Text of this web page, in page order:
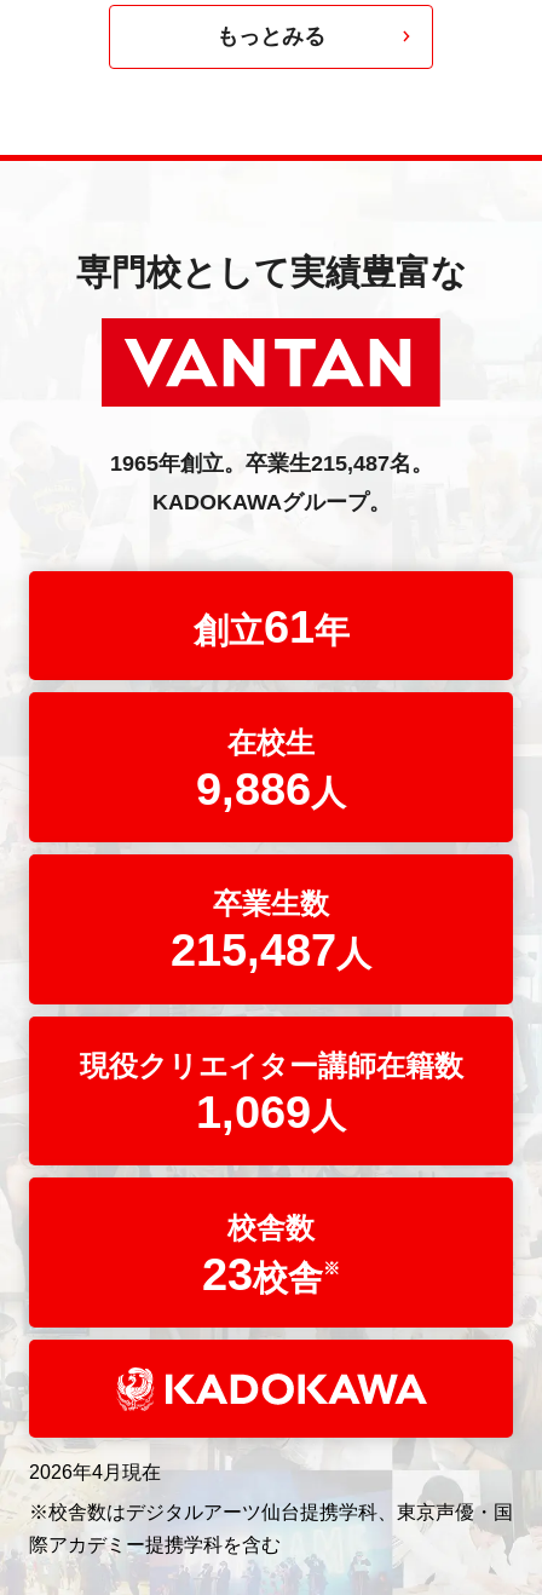
もっとみる
専門校として実績豊富な
1965年創立。卒業生215,487名。
KADOKAWAグループ。
創立61年
在校生
9,886人
卒業生数
215,487人
現役クリエイター講師在籍数
1,069人
校舎数
23校舎※
2026年4月現在
※校舎数はデジタルアーツ仙台提携学科、東京声優・国
際アカデミー提携学科を含む